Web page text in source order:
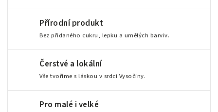
Přírodní produkt
Bez přidaného cukru, lepku a umělých barviv.
Čerstvé a lokální
Vše tvoříme s láskou v srdci Vysočiny.
Pro malé i velké